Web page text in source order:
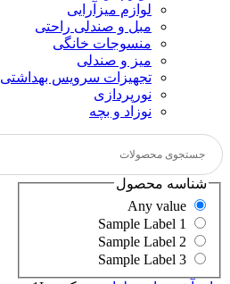
لوازم میزآرایی
مبل و صندلی راحتی
منسوجات خانگی
میز و صندلی
تجهیزات سرویس بهداشتی
نورپردازی
نوزاد و بچه
شناسه محصول